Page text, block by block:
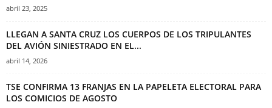
abril 23, 2025
LLEGAN A SANTA CRUZ LOS CUERPOS DE LOS TRIPULANTES
DEL AVIÓN SINIESTRADO EN EL...
abril 14, 2026
TSE CONFIRMA 13 FRANJAS EN LA PAPELETA ELECTORAL PARA
LOS COMICIOS DE AGOSTO